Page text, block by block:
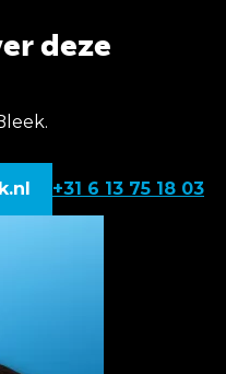
deze
+31 6 13 75 18 03